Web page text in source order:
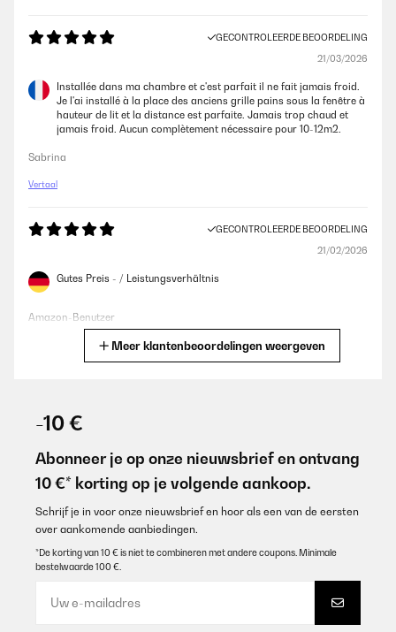
GECONTROLEERDE BEOORDELING
21/03/2026
Installée dans ma chambre et c'est parfait il ne fait jamais froid.
Je l'ai installé à la place des anciens grille pains sous la fenêtre à
hauteur de lit et la distance est parfaite. Jamais trop chaud et
jamais froid. Aucun complètement nécessaire pour 10-12m2.
Sabrina
Vertaal
GECONTROLEERDE BEOORDELING
21/02/2026
Gutes Preis - / Leistungsverhältnis
Amazon-Benutzer
darf man nicht erwarten das man mit 160 Watt einen großen
Raum heizen kann. Aber in meinem Partyraum ist sie als
Frostschutz verbaut und bringt immerhin 5 Grad mehr
Temperatur in den Raum ohne die Kosten explodieren zu lassen.
Amazon-Benutzer
Vertaal
Meer klantenbeoordelingen weergeven
-10 €
Abonneer je op onze nieuwsbrief en ontvang
10 €* korting op je volgende aankoop.
Schrijf je in voor onze nieuwsbrief en hoor als een van de eersten
over aankomende aanbiedingen.
*De korting van 10 € is niet te combineren met andere coupons. Minimale
bestelwaarde 100 €.